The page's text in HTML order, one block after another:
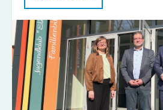
Erziehung:
Eltern
tauschten
Tipps
und
Erfahrungen
im
KiFaZ-
Workshop
aus